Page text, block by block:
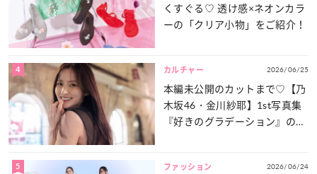
くすぐる♡ 透け感×ネオンカラ
ーの「クリア小物」をご紹介！
4 カルチャー 2026/06/25
本編未公開のカットまで♡【乃
木坂46・金川紗耶】1st写真集
『好きのグラデーション』の魅
5 ファッション 2026/06/24